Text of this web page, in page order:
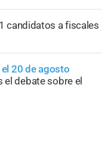
candidatos a fiscales
20 de agosto
el debate sobre el